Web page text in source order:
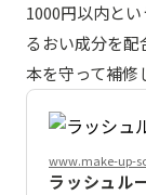
1000円以内と
るおい成分を
本を守って補修
www.make-up-
ラッシュル